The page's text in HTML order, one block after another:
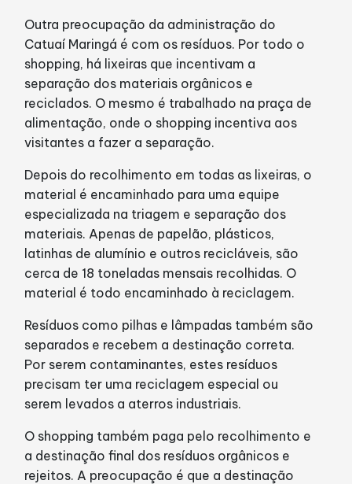
Outra preocupação da administração do
Catuaí Maringá é com os resíduos. Por todo o
shopping, há lixeiras que incentivam a
separação dos materiais orgânicos e
reciclados. O mesmo é trabalhado na praça de
alimentação, onde o shopping incentiva aos
visitantes a fazer a separação.
Depois do recolhimento em todas as lixeiras, o
material é encaminhado para uma equipe
especializada na triagem e separação dos
materiais. Apenas de papelão, plásticos,
latinhas de alumínio e outros recicláveis, são
cerca de 18 toneladas mensais recolhidas. O
material é todo encaminhado à reciclagem.
Resíduos como pilhas e lâmpadas também são
separados e recebem a destinação correta.
Por serem contaminantes, estes resíduos
precisam ter uma reciclagem especial ou
serem levados a aterros industriais.
O shopping também paga pelo recolhimento e
a destinação final dos resíduos orgânicos e
rejeitos. A preocupação é que a destinação